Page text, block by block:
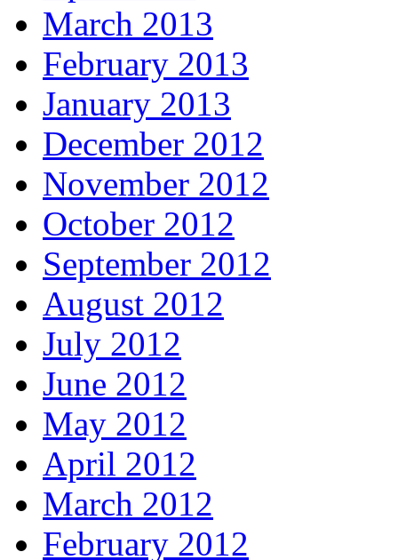
March 2013
February 2013
January 2013
December 2012
November 2012
October 2012
September 2012
August 2012
July 2012
June 2012
May 2012
April 2012
March 2012
February 2012